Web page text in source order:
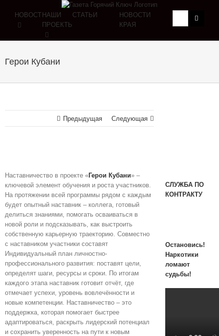
НОВОСТИНАШИ
ПРОЕКТЫ
СТАТЬИ
НОВОСТИ
КРАЯ
Герои Кубани
Предыдущая Следующая
Наставничество в проекте «Герои Кубани» –
ключевой элемент обучения и роста участников.
На протяжении всей программы рядом с каждым
будет опытный наставник – коллега, готовый
делиться знаниями, помогать осваиваться в
новой роли и подсказывать, как выстроить
собственную карьерную траекторию. Совместно
с наставником участники составят
Индивидуальный план личностно-
профессионального развития: поставят цели,
определят шаги, ресурсы и сроки. По итогам
каждого этапа наставник готовит отчёт, где
отмечает успехи, уровень вовлечённости и
новые компетенции. Наставничество – это
поддержка, которая помогает быстрее
адаптироваться, раскрыть лидерский потенциал
и сохранить уверенность на пути к новым
СЛУЖБА ПО
КОНТРАКТУ
Остановись!
Наркотики
ломают
судьбы!